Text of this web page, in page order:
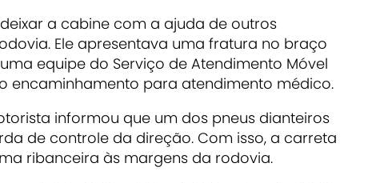
a cabine com a ajuda de outros
Ele apresentava uma fratura no braço
equipe do Serviço de Atendimento Móvel
encaminhamento para atendimento médico.
informou que um dos pneus dianteiros
de controle da direção. Com isso, a carreta
ribanceira às margens da rodovia.